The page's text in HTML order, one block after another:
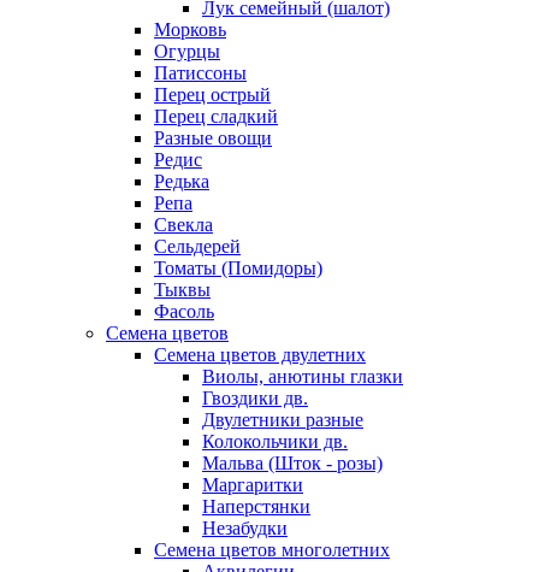
Лук семейный (шалот)
Морковь
Огурцы
Патиссоны
Перец острый
Перец сладкий
Разные овощи
Редис
Редька
Репа
Свекла
Сельдерей
Томаты (Помидоры)
Тыквы
Фасоль
Семена цветов
Семена цветов двулетних
Виолы, анютины глазки
Гвоздики дв.
Двулетники разные
Колокольчики дв.
Мальва (Шток - розы)
Маргаритки
Наперстянки
Незабудки
Семена цветов многолетних